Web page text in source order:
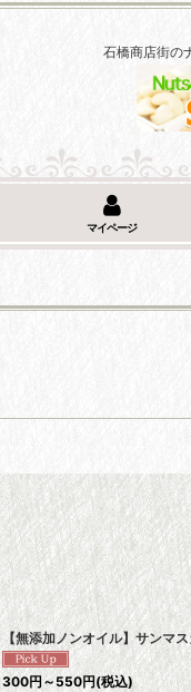
石橋商店街の
マイページ
【無添加ノンオイル】サンマ
300円～550円(税込)